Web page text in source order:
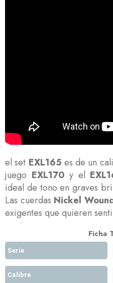
el set EXL165 es de un
juego EXL170 y el
ideal de tono en graves
Las cuerdas Nickel
exigentes que quieren
Ficha
Serie
Calibre